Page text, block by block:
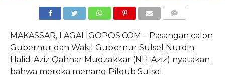
MAKASSAR, LAGALIGOPOS.COM – Pasangan calon
Gubernur dan Wakil Gubernur Sulsel Nurdin
Halid-Aziz Qahhar Mudzakkar (NH-Aziz) nyatakan
bahwa mereka menang Pilgub Sulsel.